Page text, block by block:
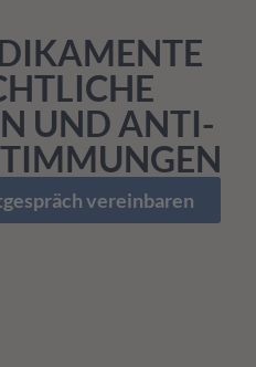
UND ANTI-
vereinbaren